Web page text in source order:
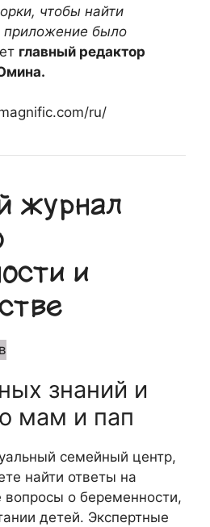
чтобы найти
приложение было
главный редактор
ru/
журнал
и
знаний и
мам и пап
семейный центр,
найти ответы на
о беременности,
детей. Экспертные